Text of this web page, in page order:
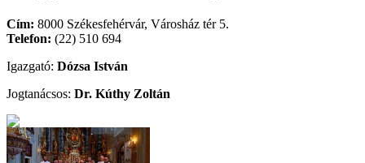
Cím: 8000 Székesfehérvár, Városház tér 5.
Telefon: (22) 510 694
Igazgató: Dózsa István
Jogtanácsos: Dr. Kúthy Zoltán